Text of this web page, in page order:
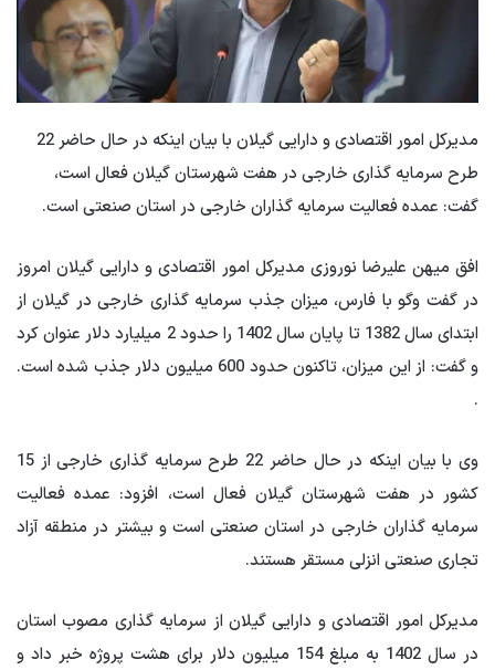
مدیرکل امور اقتصادی و دارایی گیلان با بیان اینکه در حال حاضر 22
طرح سرمایه گذاری خارجی در هفت شهرستان گیلان فعال است،
گفت: عمده فعالیت سرمایه گذاران خارجی در استان صنعتی است.
افق میهن علیرضا نوروزی مدیرکل امور اقتصادی و دارایی گیلان امروز
در گفت وگو با فارس، میزان جذب سرمایه گذاری خارجی در گیلان از
ابتدای سال 1382 تا پایان سال 1402 را حدود 2 میلیارد دلار عنوان کرد
و گفت: از این میزان، تاکنون حدود 600 میلیون دلار جذب شده است.
.
وی با بیان اینکه در حال حاضر 22 طرح سرمایه گذاری خارجی از 15
کشور در هفت شهرستان گیلان فعال است، افزود: عمده فعالیت
سرمایه گذاران خارجی در استان صنعتی است و بیشتر در منطقه آزاد
تجاری صنعتی انزلی مستقر هستند.
مدیرکل امور اقتصادی و دارایی گیلان از سرمایه گذاری مصوب استان
در سال 1402 به مبلغ 154 میلیون دلار برای هشت پروژه خبر داد و